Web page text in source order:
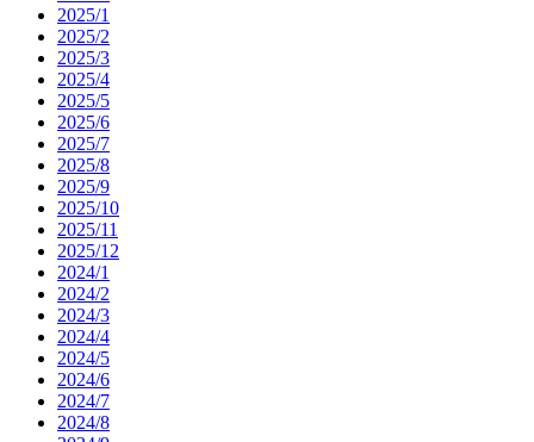
2025/1
2025/2
2025/3
2025/4
2025/5
2025/6
2025/7
2025/8
2025/9
2025/10
2025/11
2025/12
2024/1
2024/2
2024/3
2024/4
2024/5
2024/6
2024/7
2024/8